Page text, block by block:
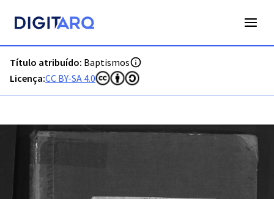
Título atribuído: Baptismos
Licença:CC BY-SA 4.0